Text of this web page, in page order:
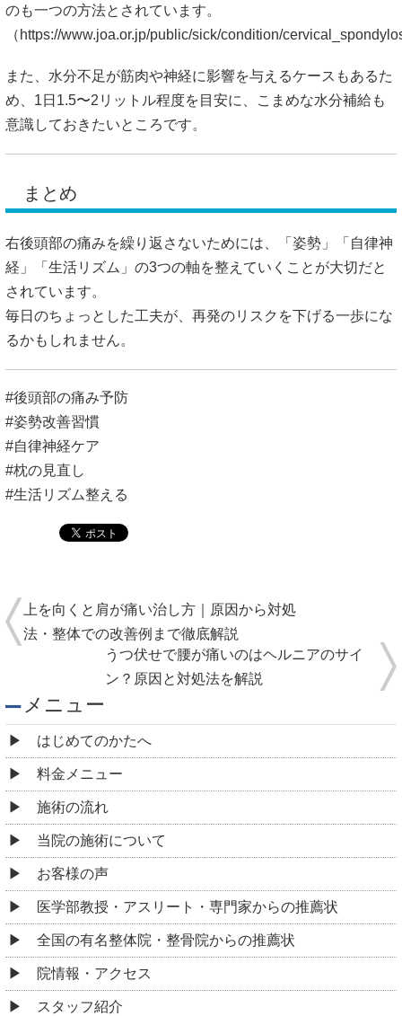
のも一つの方法とされています。
（ https://www.joa.or.jp/public/sick/condition/
また、水分不足が筋肉や神経に影響を与えるケースもあるた
め、1日1.5〜2リットル程度を目安に、こまめな水分補給も
意識しておきたいところです。
まとめ
右後頭部の痛みを繰り返さないためには、「姿勢」「自律神
経」「生活リズム」の3つの軸を整えていくことが大切だと
されています。
毎日のちょっとした工夫が、再発のリスクを下げる一歩にな
るかもしれません。
#後頭部の痛み予防
#姿勢改善習慣
#自律神経ケア
#枕の見直し
#生活リズム整える
上を向くと肩が痛い治し方｜原因から対処
法・整体での改善例まで徹底解説
うつ伏せで腰が痛いのはヘルニアのサイ
ン？原因と対処法を解説
メニュー
はじめてのかたへ
料金メニュー
施術の流れ
当院の施術について
お客様の声
医学部教授・アスリート・専門家からの推薦状
全国の有名整体院・整骨院からの推薦状
院情報・アクセス
スタッフ紹介